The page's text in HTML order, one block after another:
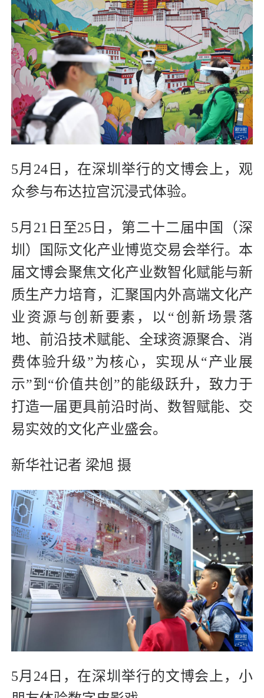
5月24日，在深圳举行的文博会上，观
众参与布达拉宫沉浸式体验。
5月21日至25日，第二十二届中国（深
圳）国际文化产业博览交易会举行。本
届文博会聚焦文化产业数智化赋能与新
质生产力培育，汇聚国内外高端文化产
业资源与创新要素，以“创新场景落
地、前沿技术赋能、全球资源聚合、消
费体验升级”为核心，实现从“产业展
示”到“价值共创”的能级跃升，致力于
打造一届更具前沿时尚、数智赋能、交
易实效的文化产业盛会。
新华社记者 梁旭 摄
5月24日，在深圳举行的文博会上，小